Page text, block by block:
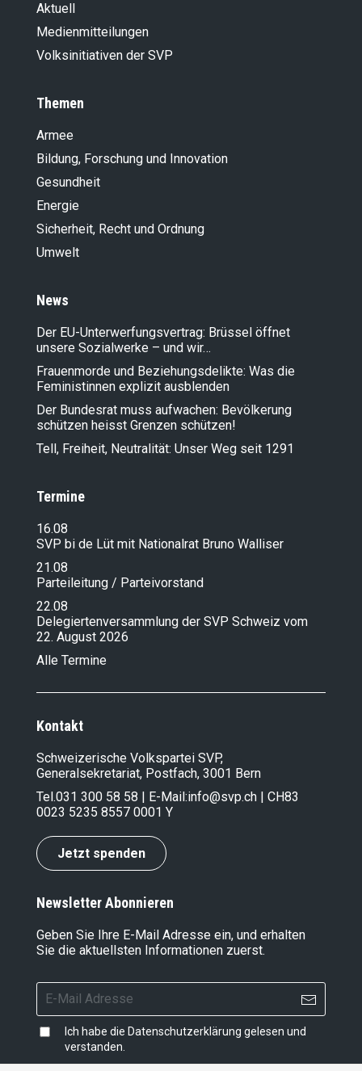
Aktuell
Medienmitteilungen
Volksinitiativen der SVP
Themen
Armee
Bildung, Forschung und Innovation
Gesundheit
Energie
Sicherheit, Recht und Ordnung
Umwelt
News
Der EU-Unterwerfungsvertrag: Brüssel öffnet
unsere Sozialwerke – und wir…
Frauenmorde und Beziehungsdelikte: Was die
Feministinnen explizit ausblenden
Der Bundesrat muss aufwachen: Bevölkerung
schützen heisst Grenzen schützen!
Tell, Freiheit, Neutralität: Unser Weg seit 1291
Termine
16.08
SVP bi de Lüt mit Nationalrat Bruno Walliser
21.08
Parteileitung / Parteivorstand
22.08
Delegiertenversammlung der SVP Schweiz vom
22. August 2026
Alle Termine
Kontakt
Schweizerische Volkspartei SVP,
Generalsekretariat, Postfach, 3001 Bern
Tel.031 300 58 58 | E-Mail:info@svp.ch | CH83
0023 5235 8557 0001 Y
Jetzt spenden
Newsletter Abonnieren
Geben Sie Ihre E-Mail Adresse ein, und erhalten
Sie die aktuellsten Informationen zuerst.
Ich habe die Datenschutzerklärung gelesen und
verstanden.